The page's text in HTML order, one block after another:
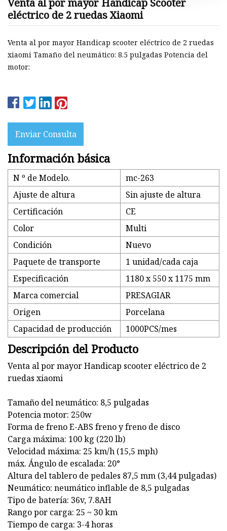
eléctrico de 2 ruedas Xiaomi
Venta al por mayor Handicap scooter eléctrico de 2 ruedas
xiaomi Tamaño del neumático: 8.5 pulgadas Potencia del
motor:
Enviar Consulta
Información básica
N º de Modelo.
mc-263
Ajuste de altura
Sin ajuste de altura
Certificación
CE
Color
Multi
Condición
Nuevo
Paquete de transporte
1 unidad/cada caja
Especificación
1180 x 550 x 1175 mm
Marca comercial
PRESAGIAR
Origen
Porcelana
Capacidad de producción
1000PCS/mes
Descripción del Producto
Venta al por mayor Handicap scooter eléctrico de 2
ruedas xiaomi
Tamaño del neumático: 8,5 pulgadas
Potencia motor: 250w
Forma de freno E-ABS freno y freno de disco
Carga máxima: 100 kg (220 lb)
Velocidad máxima: 25 km/h (15,5 mph)
máx. Ángulo de escalada: 20°
Altura del tablero de pedales 87,5 mm (3,44 pulgadas)
Neumático: neumático inflable de 8,5 pulgadas
Tipo de batería: 36v, 7.8AH
Rango por carga: 25 ~ 30 km
Tiempo de carga: 3-4 horas